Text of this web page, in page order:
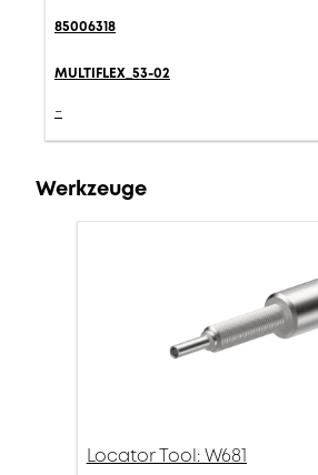
85006318
MULTIFLEX_53-02
-
Werkzeuge
Locator Tool: W681